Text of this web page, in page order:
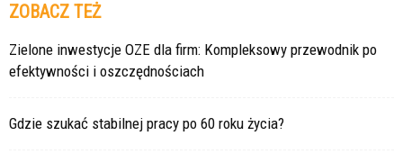
ZOBACZ TEŻ
Zielone inwestycje OZE dla firm: Kompleksowy przewodnik po
efektywności i oszczędnościach
Gdzie szukać stabilnej pracy po 60 roku życia?